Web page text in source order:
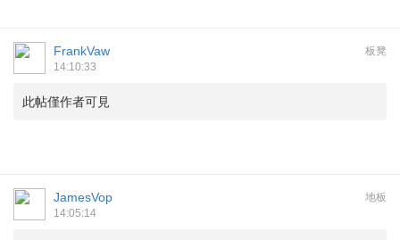
板凳
FrankVaw
14:10:33
此帖僅作者可見
地板
JamesVop
14:05:14